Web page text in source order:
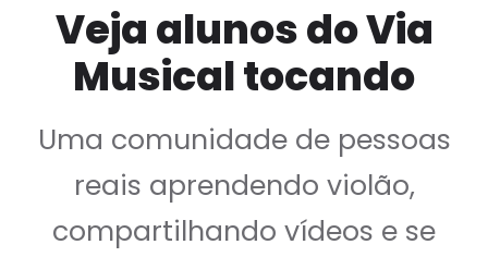
Veja alunos do Via
Musical tocando
Uma comunidade de pessoas
reais aprendendo violão,
compartilhando vídeos e se